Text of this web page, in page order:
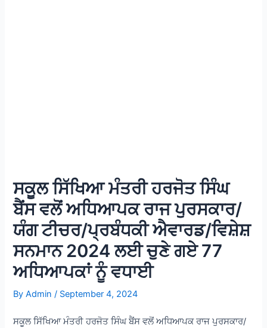
ਸਕੂਲ ਸਿੱਖਿਆ ਮੰਤਰੀ ਹਰਜੋਤ ਸਿੰਘ
ਬੈਂਸ ਵਲੋਂ ਅਧਿਆਪਕ ਰਾਜ ਪੁਰਸਕਾਰ/
ਯੰਗ ਟੀਚਰ/ਪ੍ਰਬੰਧਕੀ ਐਵਾਰਡ/ਵਿਸ਼ੇਸ਼
ਸਨਮਾਨ 2024 ਲਈ ਚੁਣੇ ਗਏ 77
ਅਧਿਆਪਕਾਂ ਨੂੰ ਵਧਾਈ
ByAdmin/ September 4, 2024
ਸਕੂਲ ਸਿੱਖਿਆ ਮੰਤਰੀ ਹਰਜੋਤ ਸਿੰਘ ਬੈਂਸ ਵਲੋਂ ਅਧਿਆਪਕ ਰਾਜ ਪੁਰਸਕਾਰ/